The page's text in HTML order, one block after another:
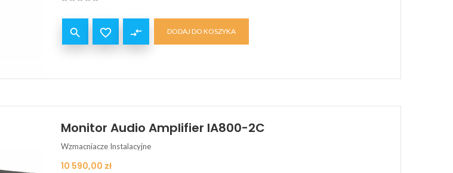
  compare_arrows DODAJ DO KOSZYKA
Monitor Audio Amplifier IA800-2C
Wzmacniacze Instalacyjne
Cena
10 590,00 zł